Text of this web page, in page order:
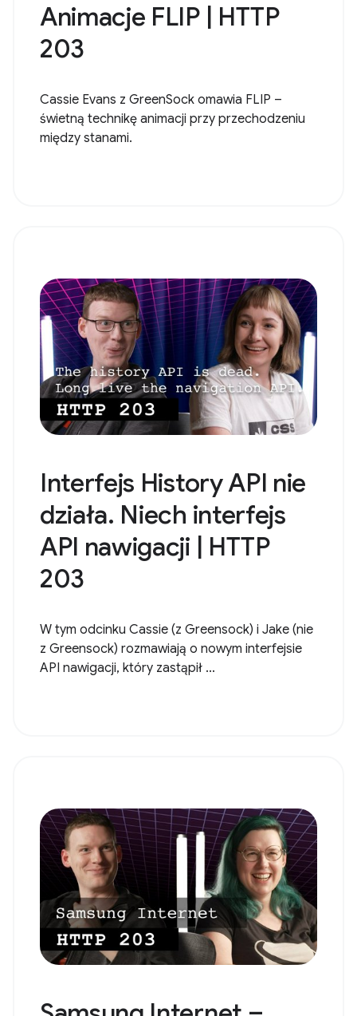
Animacje FLIP | HTTP
203
Cassie Evans z GreenSock omawia FLIP –
świetną technikę animacji przy przechodzeniu
między stanami.
Interfejs History API nie
działa. Niech interfejs
API nawigacji | HTTP
203
W tym odcinku Cassie (z Greensock) i Jake (nie
z Greensock) rozmawiają o nowym interfejsie
API nawigacji, który zastąpił ...